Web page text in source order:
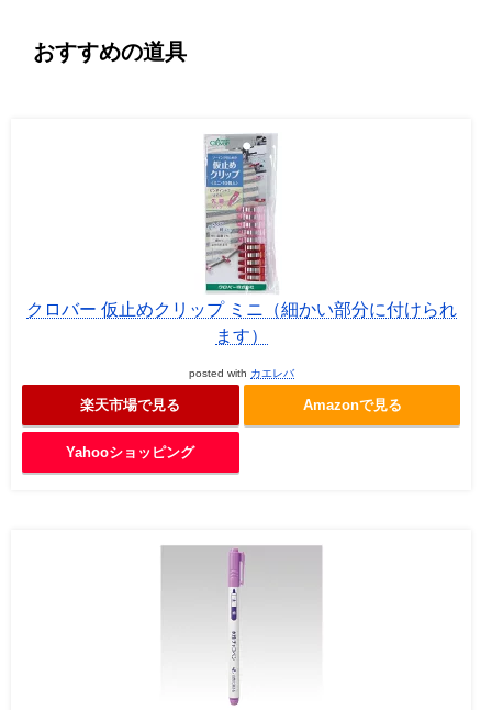
おすすめの道具
クロバー 仮止めクリップ ミニ（細かい部分に付けられ
ます）
posted with カエレバ
楽天市場で見る Amazonで見る
Yahooショッピング